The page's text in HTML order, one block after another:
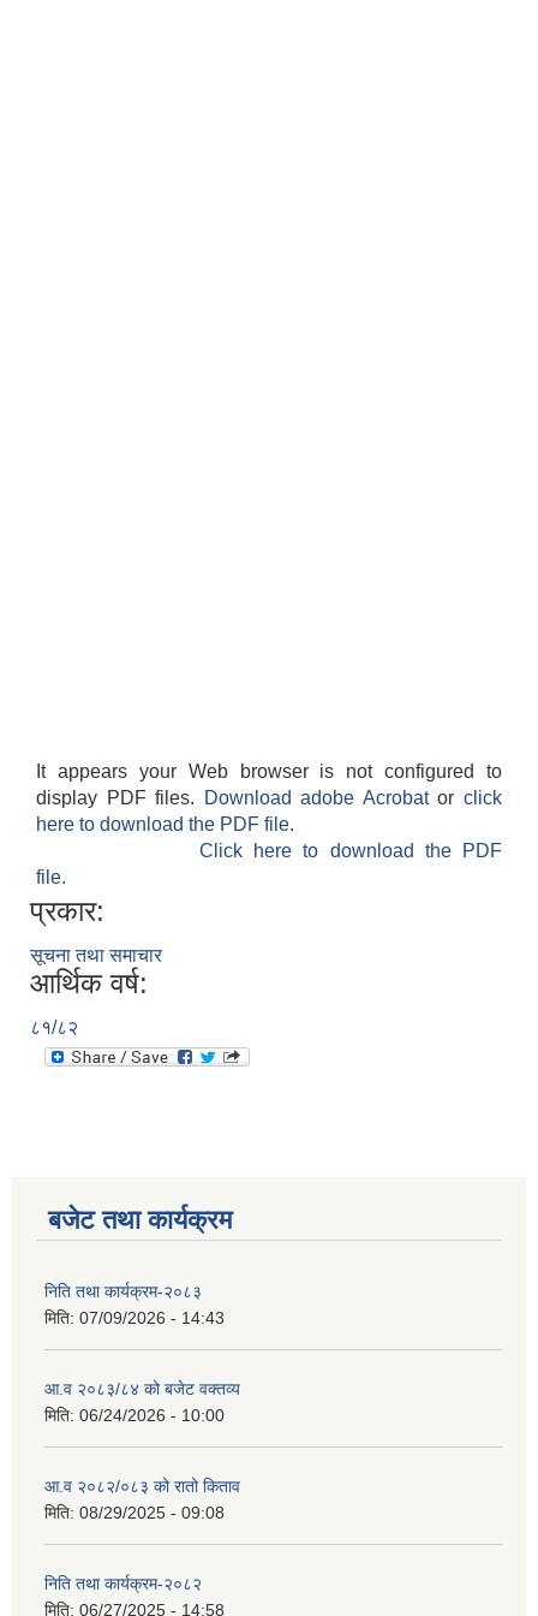
It appears your Web browser is not configured to
display PDF files.
Download adobe Acrobatorclick
here to download the PDF file.
Click here to download the PDF
file.
प्रकार:
सूचना तथा समाचार
आर्थिक वर्ष:
८१/८२
बजेट तथा कार्यक्रम
निति तथा कार्यक्रम-२०८३
मिति: 07/09/2026 - 14:43
आ.व २०८३/८४ को बजेट वक्तव्य
मिति: 06/24/2026 - 10:00
आ.व २०८२/०८३ को रातो किताव
मिति: 08/29/2025 - 09:08
निति तथा कार्यक्रम-२०८२
मिति: 06/27/2025 - 14:58